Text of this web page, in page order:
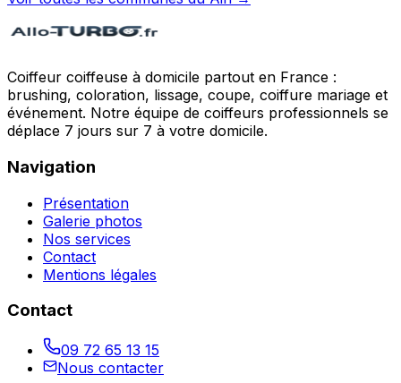
Coiffeur coiffeuse à domicile partout en France :
brushing, coloration, lissage, coupe, coiffure mariage et
événement. Notre équipe de coiffeurs professionnels se
déplace 7 jours sur 7 à votre domicile.
Navigation
Présentation
Galerie photos
Nos services
Contact
Mentions légales
Contact
09 72 65 13 15
Nous contacter